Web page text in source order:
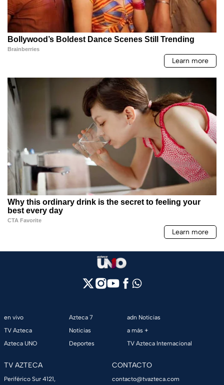
en vivo
TV Azteca
Azteca UNO
Azteca 7
Noticias
Deportes
adn Noticias
a más +
TV Azteca Internacional
TV AZTECA
Periférico Sur 4121,
CONTACTO
contacto@tvazteca.com